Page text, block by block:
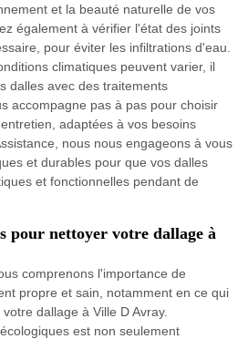
et la beauté naturelle de vos
également à vérifier l'état des joints
pour éviter les infiltrations d'eau.
climatiques peuvent varier, il
dalles avec des traitements
accompagne pas à pas pour choisir
adaptées à vos besoins
nous nous engageons à vous
et durables pour que vos dalles
et fonctionnelles pendant de
pour nettoyer votre dallage à
comprenons l'importance de
propre et sain, notamment en ce qui
dallage à Ville D Avray.
est non seulement